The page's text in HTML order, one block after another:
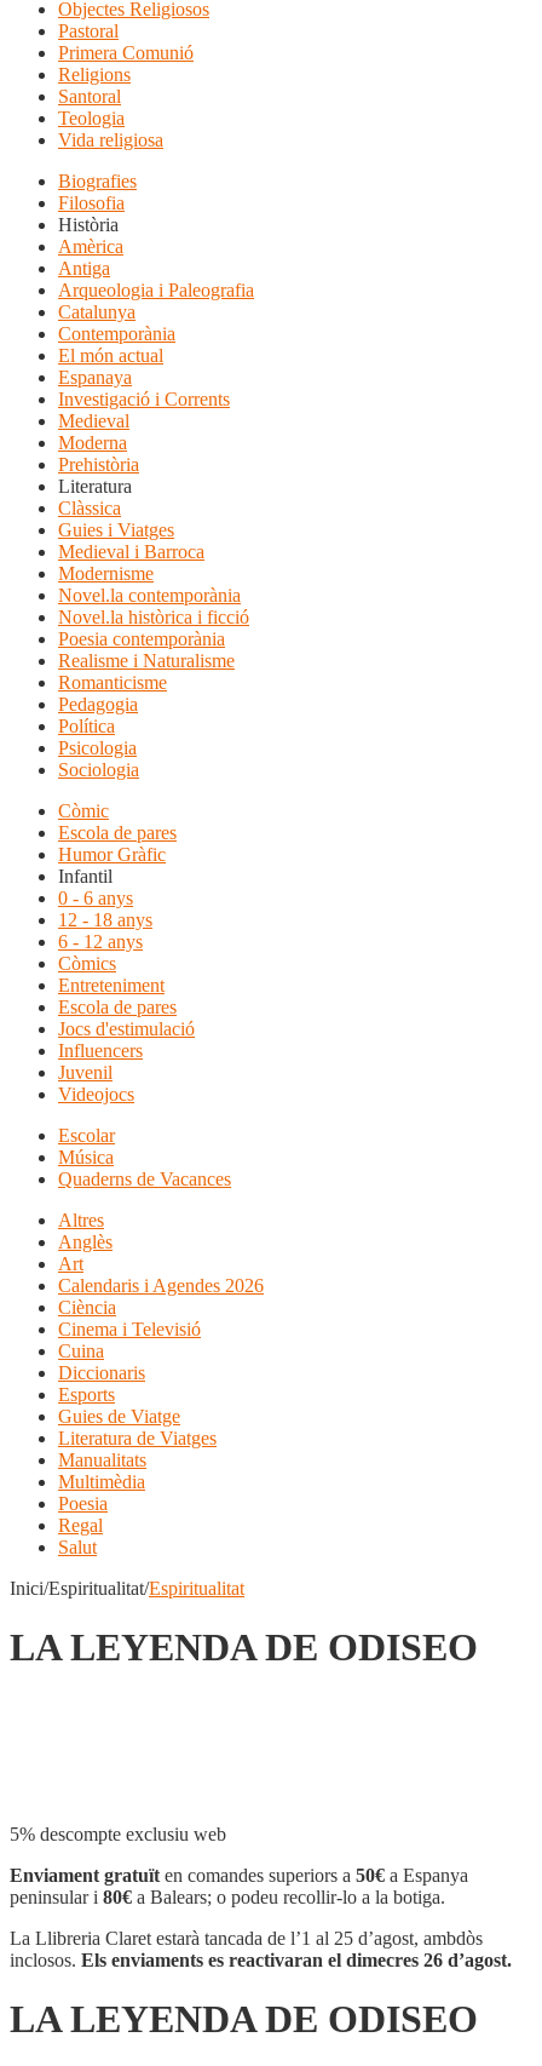
Objectes Religiosos
Pastoral
Primera Comunió
Religions
Santoral
Teologia
Vida religiosa
Biografies
Filosofia
Història
Amèrica
Antiga
Arqueologia i Paleografia
Catalunya
Contemporània
El món actual
Espanaya
Investigació i Corrents
Medieval
Moderna
Prehistòria
Literatura
Clàssica
Guies i Viatges
Medieval i Barroca
Modernisme
Novel.la contemporània
Novel.la històrica i ficció
Poesia contemporània
Realisme i Naturalisme
Romanticisme
Pedagogia
Política
Psicologia
Sociologia
Còmic
Escola de pares
Humor Gràfic
Infantil
0 - 6 anys
12 - 18 anys
6 - 12 anys
Còmics
Entreteniment
Escola de pares
Jocs d'estimulació
Influencers
Juvenil
Videojocs
Escolar
Música
Quaderns de Vacances
Altres
Anglès
Art
Calendaris i Agendes 2026
Ciència
Cinema i Televisió
Cuina
Diccionaris
Esports
Guies de Viatge
Literatura de Viatges
Manualitats
Multimèdia
Poesia
Regal
Salut
Inici/Espiritualitat/Espiritualitat
LA LEYENDA DE ODISEO
5% descompte exclusiu web
Enviament gratuït en comandes superiors a 50€ a Espanya
peninsular i 80€ a Balears; o podeu recollir-lo a la botiga.
La Llibreria Claret estarà tancada de l’1 al 25 d’agost, ambdòs
inclosos. Els enviaments es reactivaran el dimecres 26 d’agost.
LA LEYENDA DE ODISEO